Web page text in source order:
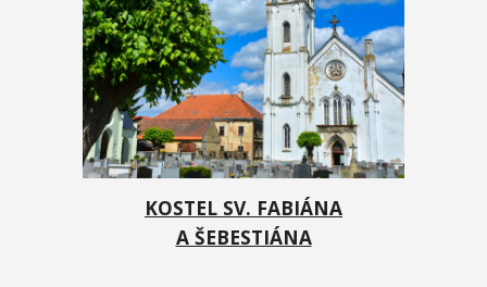
KOSTEL SV. FABIÁNA
A ŠEBESTIÁNA